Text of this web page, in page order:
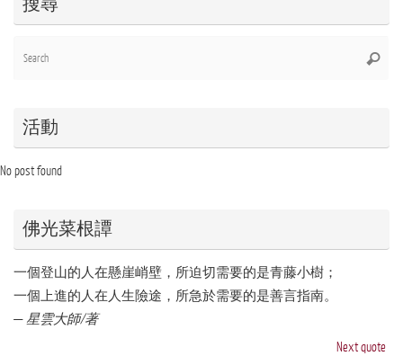
搜尋
活動
No post found
佛光菜根譚
一個登山的人在懸崖峭壁，所迫切需要的是青藤小樹；
一個上進的人在人生險途，所急於需要的是善言指南。
— 星雲大師/著
Next quote